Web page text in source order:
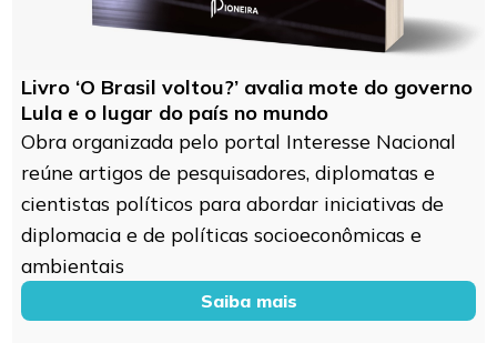
Livro ‘O Brasil voltou?’ avalia mote do governo
Lula e o lugar do país no mundo
Obra organizada pelo portal Interesse Nacional
reúne artigos de pesquisadores, diplomatas e
cientistas políticos para abordar iniciativas de
diplomacia e de políticas socioeconômicas e
ambientais
Saiba mais